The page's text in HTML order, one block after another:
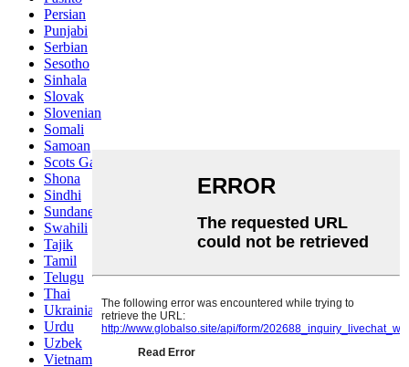
Persian
Punjabi
Serbian
Sesotho
Sinhala
Slovak
Slovenian
Somali
Samoan
Scots Gaelic
Shona
Sindhi
Sundanese
Swahili
Tajik
Tamil
Telugu
Thai
Ukrainian
Urdu
Uzbek
Vietnamese